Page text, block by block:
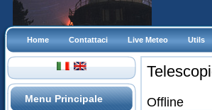
Home Contattaci Live Meteo Utils
Menu Principale Offline